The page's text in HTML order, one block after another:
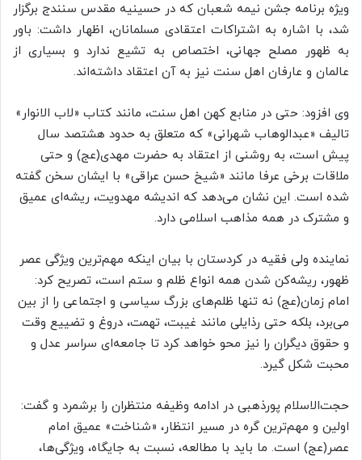
ویژه برنامه جشن نیمه شعبان که در حسینیه مقدس سنندج برگزار
شد، با اشاره به اشتراکات اعتقادی مسلمانان، اظهار داشت: باور
به ظهور مصلح جهانی، اختصاص به تشیع ندارد و بسیاری از
عالمان و عارفان اهل سنت نیز به آن اعتقاد داشته‌اند.
وی افزود: حتی در منابع کهن اهل سنت، مانند کتاب «لاب الانوار»
تالیف «عبدالوهاب شهرانی» که متعلق به حدود هشتصد سال
پیش است، به روشنی از اعتقاد به حضرت مهدی(عج) و حتی
ملاقات برخی عرفا مانند «شیخ حسن عراقی» با ایشان سخن گفته
شده است. این نشان می‌دهد که اندیشه مهدویت، ریشه‌ای عمیق
و مشترک در همه مذاهب اسلامی دارد.
نماینده ولی فقیه در کردستان با بیان اینکه مهم‌ترین ویژگی عصر
ظهور، ریشه‌کن شدن همه انواع ظلم و ستم است، تصریح کرد:
امام زمان(عج) نه تنها ظلم‌های بزرگ سیاسی و اجتماعی را از بین
می‌برد، بلکه حتی رذایلی مانند غیبت، تهمت، دروغ و تضییع وقت
و حقوق دیگران را نیز محو خواهد کرد تا جامعه‌ای سراسر عدل و
محبت شکل گیرد.
حجت‌الاسلام پورذهبی در ادامه وظیفه منتظران را برشمرد و گفت:
اولین و مهم‌ترین گره در مسیر انتظار، «شناخت» عمیق امام
عصر(عج) است. ما باید با مطالعه، نسبت به جایگاه، ویژگی‌ها،